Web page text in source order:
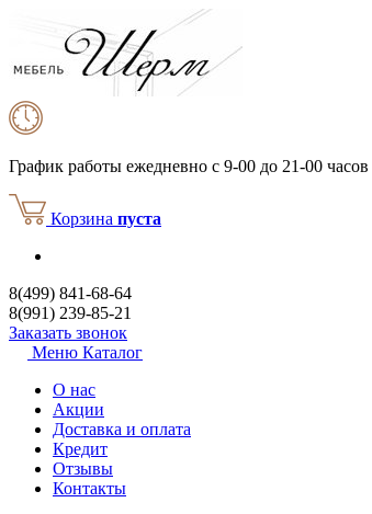
График работы ежедневно с 9-00 до 21-00 часов
Корзина пуста
8(499) 841-68-64
8(991) 239-85-21
Заказать звонок
Меню Каталог
О нас
Акции
Доставка и оплата
Кредит
Отзывы
Контакты